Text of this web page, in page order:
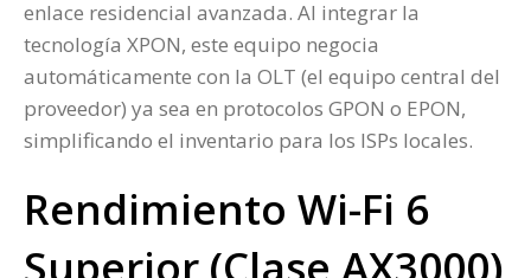
enlace residencial avanzada. Al integrar la
tecnología XPON, este equipo negocia
automáticamente con la OLT (el equipo central del
proveedor) ya sea en protocolos GPON o EPON,
simplificando el inventario para los ISPs locales.
Rendimiento Wi-Fi 6
Superior (Clase AX3000)